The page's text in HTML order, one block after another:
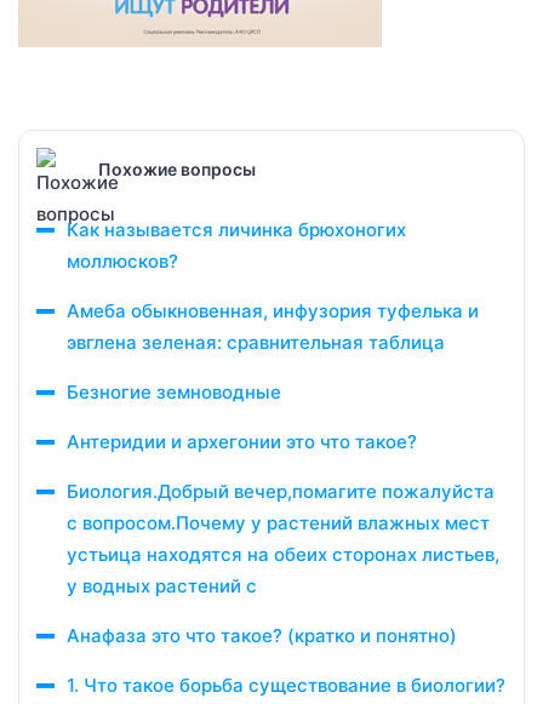
Похожие вопросы
Как называется личинка брюхоногих
моллюсков?
Амеба обыкновенная, инфузория туфелька и
эвглена зеленая: сравнительная таблица
Безногие земноводные
Антеридии и архегонии это что такое?
Биология.Добрый вечер,помагите пожалуйста
с вопросом.Почему у растений влажных мест
устьица находятся на обеих сторонах листьев,
у водных растений с
Анафаза это что такое? (кратко и понятно)
1. Что такое борьба существование в биологии?